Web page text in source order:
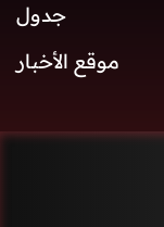
جدول
موقع الأخبار